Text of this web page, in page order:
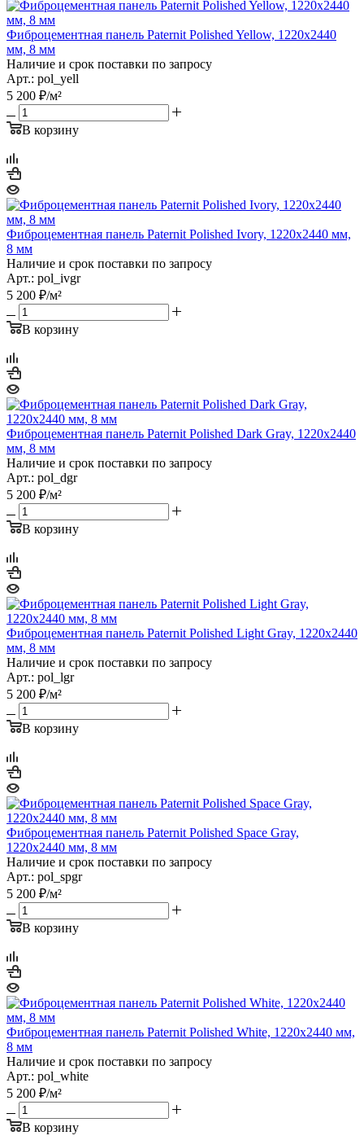
Фиброцементная панель Paternit Polished Yellow, 1220х2440
мм, 8 мм
Наличие и срок поставки по запросу
Арт.: pol_yell
5 200 ₽/м²
В корзину
Фиброцементная панель Paternit Polished Ivory, 1220х2440 мм,
8 мм
Наличие и срок поставки по запросу
Арт.: pol_ivgr
5 200 ₽/м²
В корзину
Фиброцементная панель Paternit Polished Dark Gray, 1220х2440
мм, 8 мм
Наличие и срок поставки по запросу
Арт.: pol_dgr
5 200 ₽/м²
В корзину
Фиброцементная панель Paternit Polished Light Gray, 1220х2440
мм, 8 мм
Наличие и срок поставки по запросу
Арт.: pol_lgr
5 200 ₽/м²
В корзину
Фиброцементная панель Paternit Polished Space Gray,
1220х2440 мм, 8 мм
Наличие и срок поставки по запросу
Арт.: pol_spgr
5 200 ₽/м²
В корзину
Фиброцементная панель Paternit Polished White, 1220х2440 мм,
8 мм
Наличие и срок поставки по запросу
Арт.: pol_white
5 200 ₽/м²
В корзину